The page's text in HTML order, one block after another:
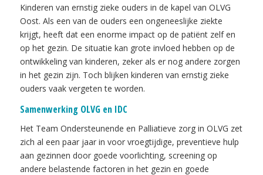
Kinderen van ernstig zieke ouders in de kapel van OLVG
Oost. Als een van de ouders een ongeneeslijke ziekte
krijgt, heeft dat een enorme impact op de patiënt zelf en
op het gezin. De situatie kan grote invloed hebben op de
ontwikkeling van kinderen, zeker als er nog andere zorgen
in het gezin zijn. Toch blijken kinderen van ernstig zieke
ouders vaak vergeten te worden.
Samenwerking OLVG en IDC
Het Team Ondersteunende en Palliatieve zorg in OLVG zet
zich al een paar jaar in voor vroegtijdige, preventieve hulp
aan gezinnen door goede voorlichting, screening op
andere belastende factoren in het gezin en goede